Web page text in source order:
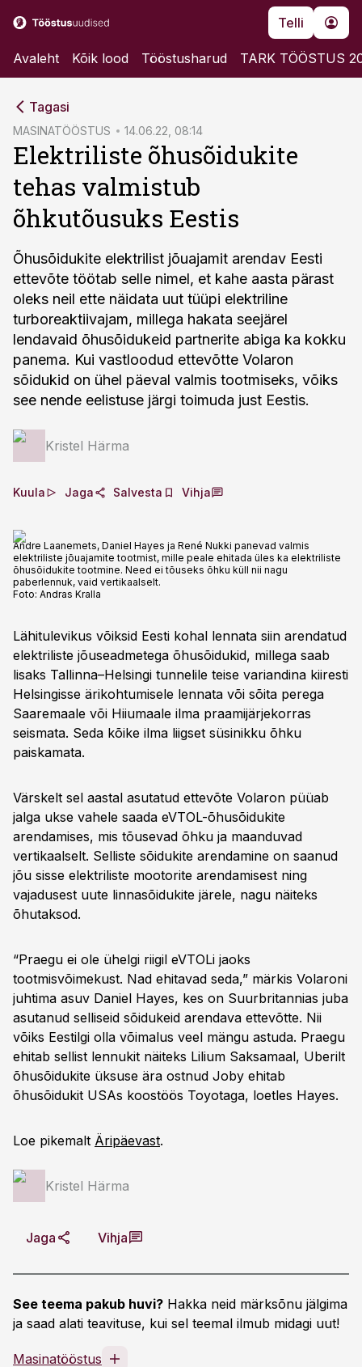
Telli
Avaleht Kõik lood Tööstusharud TARK TÖÖSTUS
Tagasi
MASINATÖÖSTUS 14.06.22, 08:14
Elektriliste õhusõidukite
tehas valmistub
õhkutõusuks Eestis
Õhusõidukite elektrilist jõuajamit arendav Eesti
ettevõte töötab selle nimel, et kahe aasta pärast
oleks neil ette näidata uut tüüpi elektriline
turboreaktiivajam, millega hakata seejärel
lendavaid õhusõidukeid partnerite abiga ka kokku
panema. Kui vastloodud ettevõtte Volaron
sõidukid on ühel päeval valmis tootmiseks, võiks
see nende eelistuse järgi toimuda just Eestis.
Kristel Härma
Kuula Jaga Salvesta Vihja
Andre Laanemets, Daniel Hayes ja René Nukki panevad valmis
elektriliste jõuajamite tootmist, mille peale ehitada üles ka elektriliste
õhusõidukite tootmine. Need ei tõuseks õhku küll nii nagu
paberlennuk, vaid vertikaalselt.
Foto: Andras Kralla
Lähitulevikus võiksid Eesti kohal lennata siin arendatud
elektriliste jõuseadmetega õhusõidukid, millega saab
lisaks Tallinna–Helsingi tunnelile teise variandina kiiresti
Helsingisse ärikohtumisele lennata või sõita perega
Saaremaale või Hiiumaale ilma praamijärjekorras
seismata. Seda kõike ilma liigset süsinikku õhku
paiskamata.
Värskelt sel aastal asutatud ettevõte Volaron püüab
jalga ukse vahele saada eVTOL-õhusõidukite
arendamises, mis tõusevad õhku ja maanduvad
vertikaalselt. Selliste sõidukite arendamine on saanud
jõu sisse elektriliste mootorite arendamisest ning
vajadusest uute linnasõidukite järele, nagu näiteks
õhutaksod.
“Praegu ei ole ühelgi riigil eVTOLi jaoks
tootmisvõimekust. Nad ehitavad seda,” märkis Volaroni
juhtima asuv Daniel Hayes, kes on Suurbritannias juba
asutanud selliseid sõidukeid arendava ettevõtte. Nii
võiks Eestilgi olla võimalus veel mängu astuda. Praegu
ehitab sellist lennukit näiteks Lilium Saksamaal, Uberilt
õhusõidukite üksuse ära ostnud Joby ehitab
õhusõidukit USAs koostöös Toyotaga, loetles Hayes.
Loe pikemalt Äripäevast.
Kristel Härma
Jaga Vihja
See teema pakub huvi? Hakka neid märksõnu jälgima
ja saad alati teavituse, kui sel teemal ilmub midagi uut!
Masinatööstus